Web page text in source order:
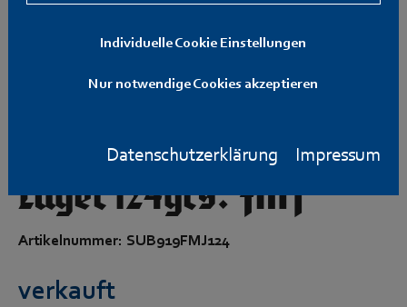
Individuelle Cookie Einstellungen
Nur notwendige Cookies akzeptieren
Datenschutzerklärung Impressum
Sellier & Bellot 9mm
Luger 124grs. FMJ
Artikelnummer: SUB919FMJ124
verkauft